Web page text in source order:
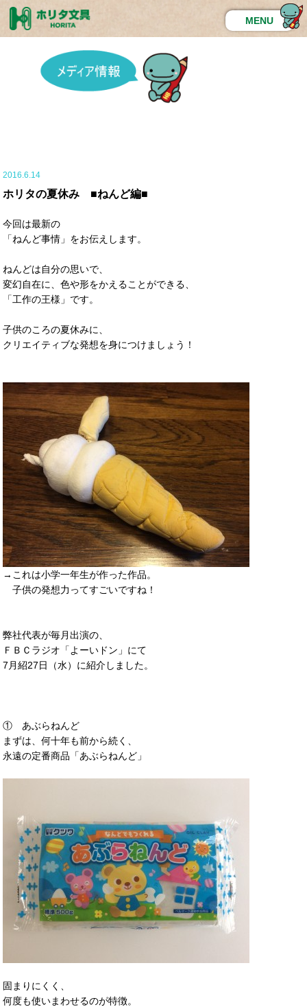
MENU
2016.6.14
ホリタの夏休み ■ねんど編■
今回は最新の
「ねんど事情」をお伝えします。
ねんどは自分の思いで、
変幻自在に、色や形をかえることができる、
「工作の王様」です。
子供のころの夏休みに、
クリエイティブな発想を身につけましょう！
→これは小学一年生が作った作品。
子供の発想力ってすごいですね！
弊社代表が毎月出演の、
ＦＢＣラジオ「よーいドン」にて
7月紹27日（水）に紹介しました。
① あぶらねんど
まずは、何十年も前から続く、
永遠の定番商品「あぶらねんど」
固まりにくく、
何度も使いまわせるのが特徴。